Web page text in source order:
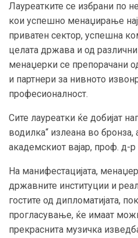
Лауреатките се избрани по
кои успешно менаџирање
приватен сектор, успешна
целата држава и од различни
менаџерки се препорачани
и партнери за нивното
професионалност.
Сите лауреатки ќе добијат
водилка“ излеана во бронза,
академскиот вајар, проф. д-
На манифестацијата,
државните институции и
гостите од дипломатијата,
прогласување, ќе имаат
прекраснитa музичкa